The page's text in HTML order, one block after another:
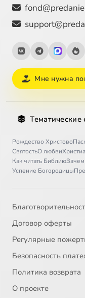
Мне нужна
Рождество Христово
СвятостьО любви
Как читать Библию
Успение Богородицы
Договор оферты
Регулярные
Безопасность
Политика возврата
О проекте